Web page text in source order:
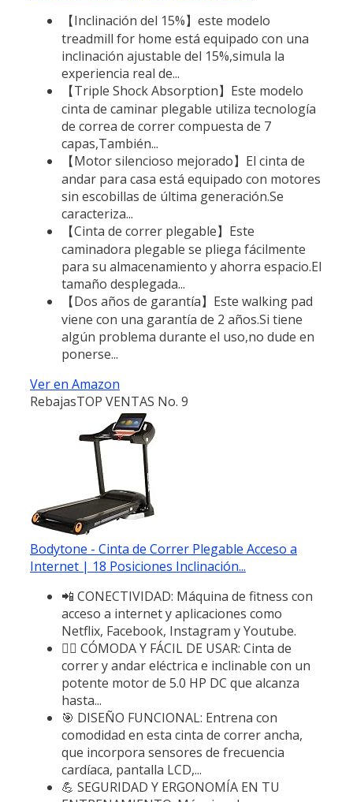
【Inclinación del 15%】este modelo
treadmill for home está equipado con una
inclinación ajustable del 15%,simula la
experiencia real de...
【Triple Shock Absorption】Este modelo
cinta de caminar plegable utiliza tecnología
de correa de correr compuesta de 7
capas,También...
【Motor silencioso mejorado】El cinta de
andar para casa está equipado con motores
sin escobillas de última generación.Se
caracteriza...
【Cinta de correr plegable】Este
caminadora plegable se pliega fácilmente
para su almacenamiento y ahorra espacio.El
tamaño desplegada...
【Dos años de garantía】Este walking pad
viene con una garantía de 2 años.Si tiene
algún problema durante el uso,no dude en
ponerse...
Ver en Amazon
RebajasTOP VENTAS No. 9
Bodytone - Cinta de Correr Plegable Acceso a
Internet | 18 Posiciones Inclinación...
📲 CONECTIVIDAD: Máquina de fitness con
acceso a internet y aplicaciones como
Netflix, Facebook, Instagram y Youtube.
🏃‍♀️ CÓMODA Y FÁCIL DE USAR: Cinta de
correr y andar eléctrica e inclinable con un
potente motor de 5.0 HP DC que alcanza
hasta...
🎯 DISEÑO FUNCIONAL: Entrena con
comodidad en esta cinta de correr ancha,
que incorpora sensores de frecuencia
cardíaca, pantalla LCD,...
💪 SEGURIDAD Y ERGONOMÍA EN TU